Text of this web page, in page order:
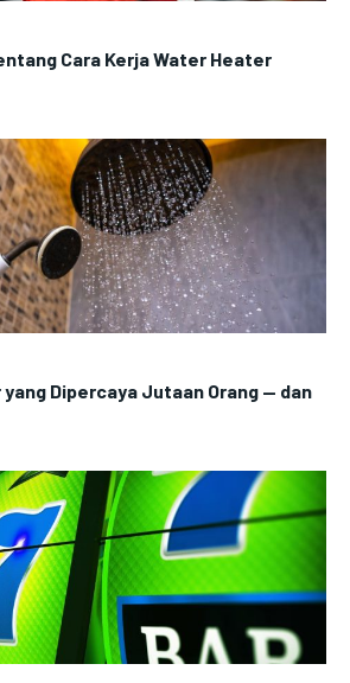
Cara Kerja Water Heater
Dipercaya Jutaan Orang — dan